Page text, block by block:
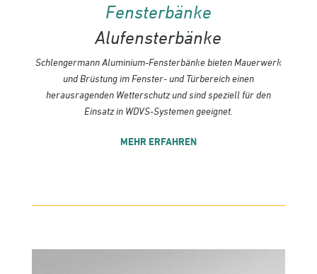
Fensterbänke
Alufensterbänke
Schlengermann Aluminium-Fensterbänke bieten Mauer­werk
und Brüstung im Fenster- und Türbereich einen
herausragenden Wetterschutz und sind speziell für den
Einsatz in WDVS-Systemen geeignet.
MEHR ERFAHREN